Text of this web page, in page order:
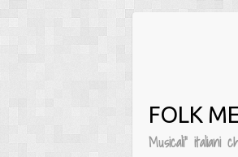
Salta
FOLK
Musicali” italiani